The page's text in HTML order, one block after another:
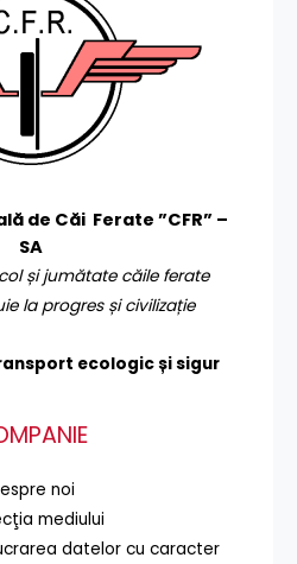
de Căi Ferate ”CFR” –
SA
și jumătate căile ferate
la progres și civilizație
ecologic și sigur
noi
mediului
datelor cu caracter